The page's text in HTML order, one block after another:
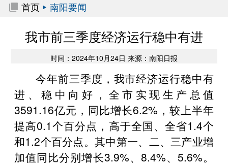
首页
南阳要闻
我市前三季度经济运行稳中有进
时间：2024年10月24日 来源：南阳日报
今年前三季度，我市经济运行稳中有
进、稳中向好，全市实现生产总值
3591.16亿元，同比增长6.2%，较上半年
提高0.1个百分点，高于全国、全省1.4个
和1.2个百分点。其中第一、二、三产业增
加值同比分别增长3.9%、8.4%、5.6%。